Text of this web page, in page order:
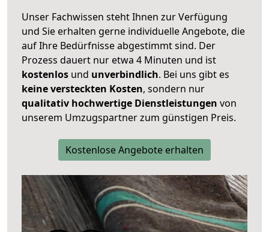
Unser Fachwissen steht Ihnen zur Verfügung
und Sie erhalten gerne individuelle Angebote, die
auf Ihre Bedürfnisse abgestimmt sind. Der
Prozess dauert nur etwa 4 Minuten und ist
kostenlos und unverbindlich. Bei uns gibt es
keine versteckten Kosten, sondern nur
qualitativ hochwertige Dienstleistungen von
unserem Umzugspartner zum günstigen Preis.
Kostenlose Angebote erhalten